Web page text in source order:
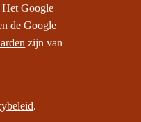
Google
de Google
zijn van
.